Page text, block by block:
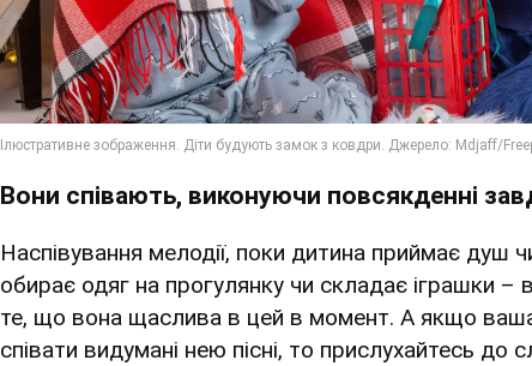
Вони співають, виконуючи повсякденні
Наспівування мелодії, поки дитина приймає душ
обирає одяг на прогулянку чи складає іграшки –
те, що вона щаслива в цей в момент. А якщо
співати видумані нею пісні, то прислухайтесь до